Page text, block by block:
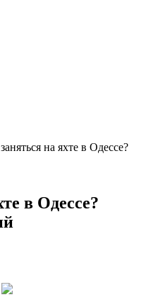
на яхте в Одессе?
в Одессе?